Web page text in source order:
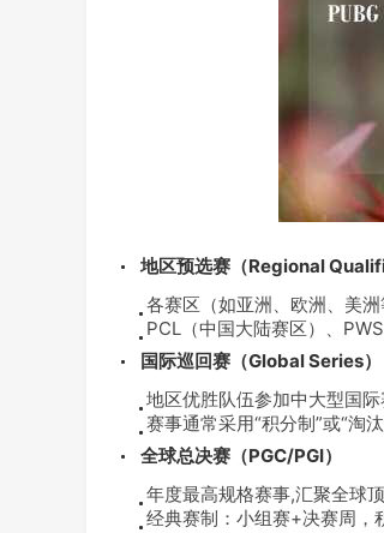
地区预选赛（Regional
各赛区（如亚洲、欧洲、美
PCL（中国大陆赛区）、
国际巡回赛（Global Series）
地区优胜队伍参加中大型国际
赛事通常采用“积分制”或“淘
全球总决赛（PGC/PGI）
年度最高规格赛事,汇聚全球
经典赛制：小组赛+决赛周，